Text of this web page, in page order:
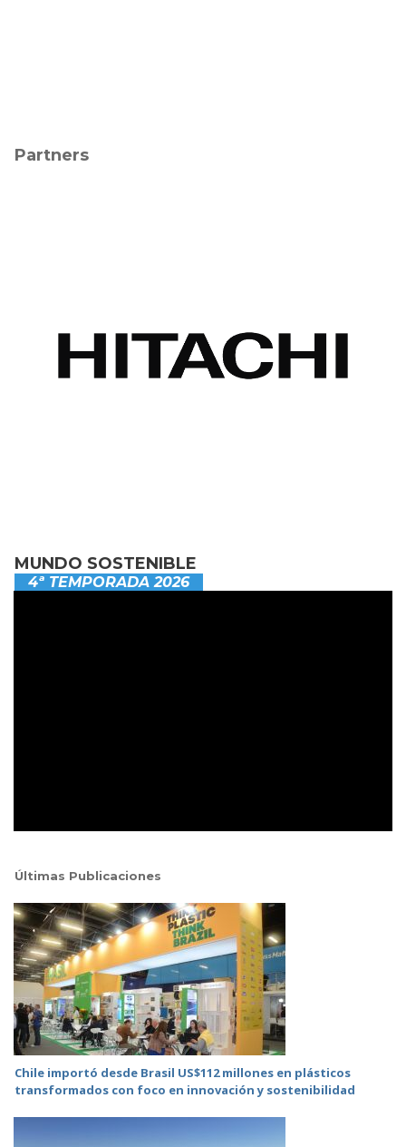
Partners
MUNDO SOSTENIBLE
4ª TEMPORADA 2026
Últimas Publicaciones
Chile importó desde Brasil US$112 millones en plásticos
transformados con foco en innovación y sostenibilidad